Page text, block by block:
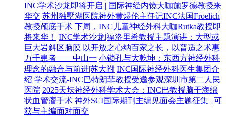
INC学术沙龙即将开启 | 国际神经内镜大咖施罗德教授来
华交 苏州独墅湖医院神外黄煜伦主任记INC法国Froelich
教授颅底手术 下周，INC儿童神经外科大咖Rutka教授即
将来华！
INC学术沙龙|福洛里希教授主题演讲：大型或
巨大岩斜区脑膜 以开放之心纳百家之长，以普适之术惠
万千患者——中山一 小锁孔与大乾坤：东西方神经外科
理念的融合与前进|苏大附 INC国际神经外科医生集团介
绍 学术交流-INC巴特朗菲教授受邀参观深圳市第二人民
医院 2025天坛神经外科学术大会：INC巴教授脑干海绵
状血管瘤手术 神外SCI国际期刊主编见面会主题征集 | 可
获与主编面对面交